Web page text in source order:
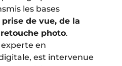
les bases
prise de vue, de la
photo.
experte en
est intervenue